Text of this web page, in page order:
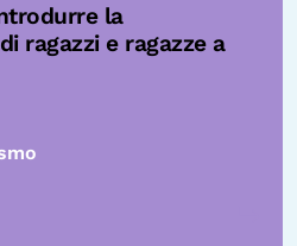
la
ragazzi e ragazze a